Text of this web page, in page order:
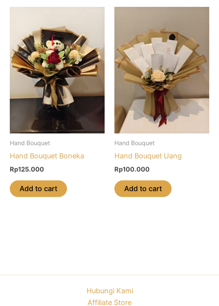
Hand Bouquet
Hand Bouquet Boneka
Rp125.000
Add to cart
Hand Bouquet
Hand Bouquet Uang
Rp100.000
Add to cart
Hubungi Kami
Affiliate Store